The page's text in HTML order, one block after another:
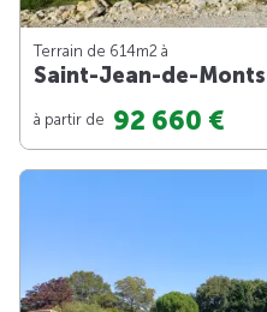
Terrain de 614m2 à
Saint-Jean-de-Monts
à partir de 92 660 €